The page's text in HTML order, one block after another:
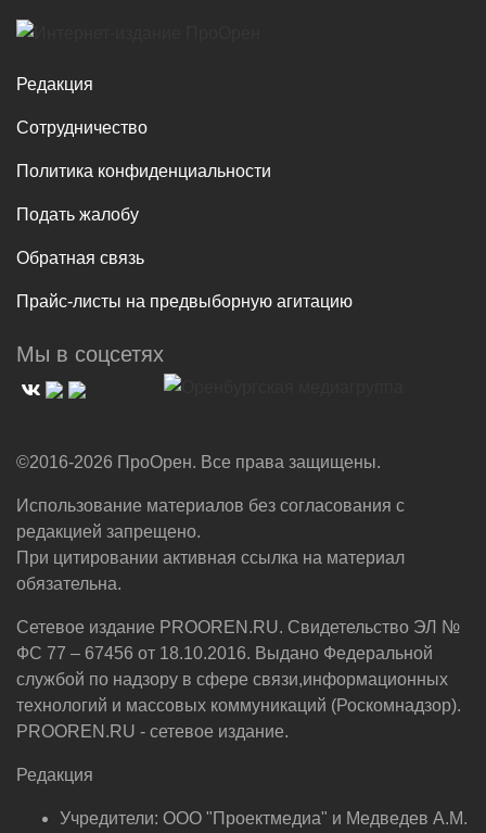
Редакция
Сотрудничество
Политика конфиденциальности
Подать жалобу
Обратная связь
Прайс-листы на предвыборную агитацию
Мы в соцсетях
©2016-2026 ПроОрен. Все права защищены.
Использование материалов без согласования с
редакцией запрещено.
При цитировании активная ссылка на материал
обязательна.
Сетевое издание PROOREN.RU. Свидетельство ЭЛ №
ФС 77 – 67456 от 18.10.2016. Выдано Федеральной
службой по надзору в сфере связи,информационных
технологий и массовых коммуникаций (Роскомнадзор).
PROOREN.RU - сетевое издание.
Редакция
Учредители: ООО "Проектмедиа" и Медведев А.М.